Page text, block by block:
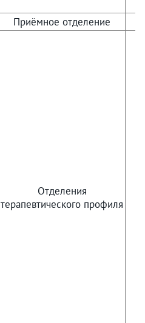
Приёмное отделение
Отделения
терапевтического профиля